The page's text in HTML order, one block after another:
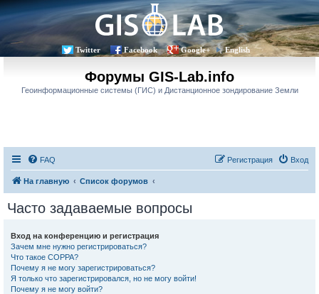
Twitter Facebook Google+ English
Форумы GIS-Lab.info
Геоинформационные системы (ГИС) и Дистанционное зондирование Земли
FAQ Вход
Регистрация
На главную Список форумов
Часто задаваемые вопросы
Вход на конференцию и регистрация
Зачем мне нужно регистрироваться?
Что такое COPPA?
Почему я не могу зарегистрироваться?
Я только что зарегистрировался, но не могу войти!
Почему я не могу войти?